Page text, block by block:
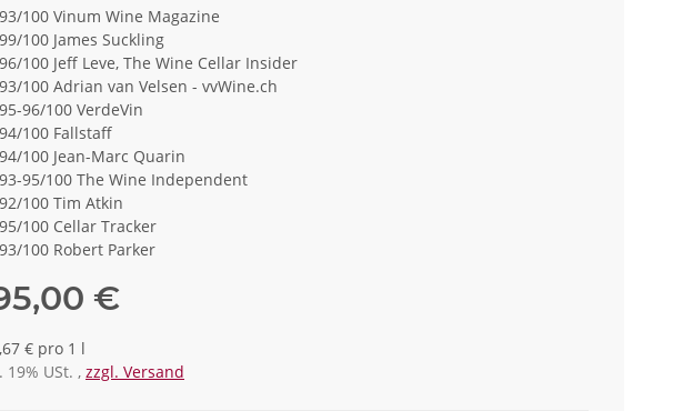
93/100 Vinum Wine Magazine
99/100 James Suckling
96/100 Jeff Leve, The Wine Cellar Insider
93/100 Adrian van Velsen - vvWine.ch
95-96/100 VerdeVin
94/100 Fallstaff
94/100 Jean-Marc Quarin
93-95/100 The Wine Independent
92/100 Tim Atkin
95/100 Cellar Tracker
93/100 Robert Parker
€
€ pro 1 l
19% USt. , zzgl. Versand